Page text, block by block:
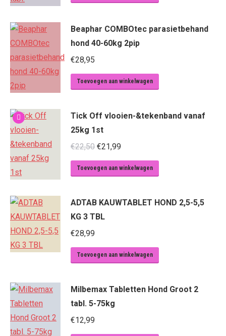
Beaphar COMBOtec parasietbehand
hond 40-60kg 2pip
€28,95
Toevoegen aan winkelwagen
Tick Off vlooien-&tekenband vanaf
25kg 1st
€22,50 Oorspronkelijke
prijs
was:
€21,99
prijs
is:
Toevoegen aan winkelwagen
ADTAB KAUWTABLET HOND 2,5-5,5
KG 3 TBL
€28,99
Toevoegen aan winkelwagen
Milbemax Tabletten Hond Groot 2
tabl. 5-75kg
€12,99